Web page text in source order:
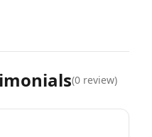
(0 review)